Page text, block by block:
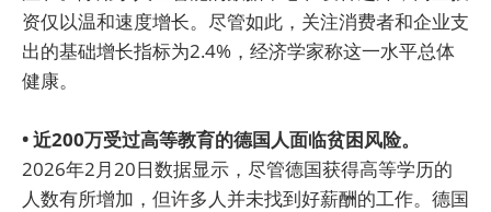
资仅以温和速度增长。尽管如此，关注消费者和企业支
出的基础增长指标为2.4%，经济学家称这一水平总体
健康。
• 近200万受过高等教育的德国人面临贫困风险。
2026年2月20日数据显示，尽管德国获得高等学历的
人数有所增加，但许多人并未找到好薪酬的工作。德国